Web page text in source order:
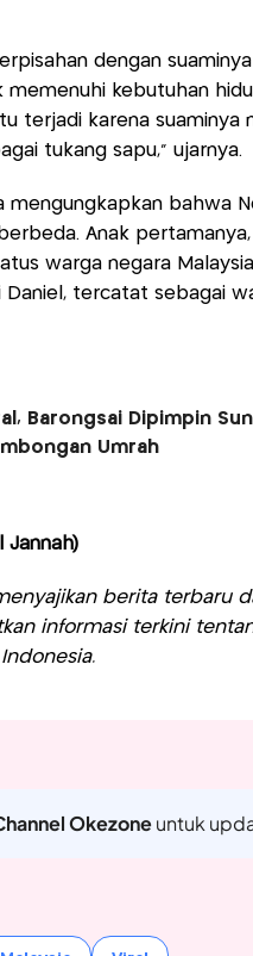
dengan
memenuhi kebutuhan
terjadi karena suaminya
tukang sapu,” ujarnya.
mengungkapkan bahwa
Anak
warga negara
Daniel, tercatat sebagai
Barongsai Dipimpin
Umrah
Jannah)
berita terbaru
informasi terkini
Okezoneuntuk